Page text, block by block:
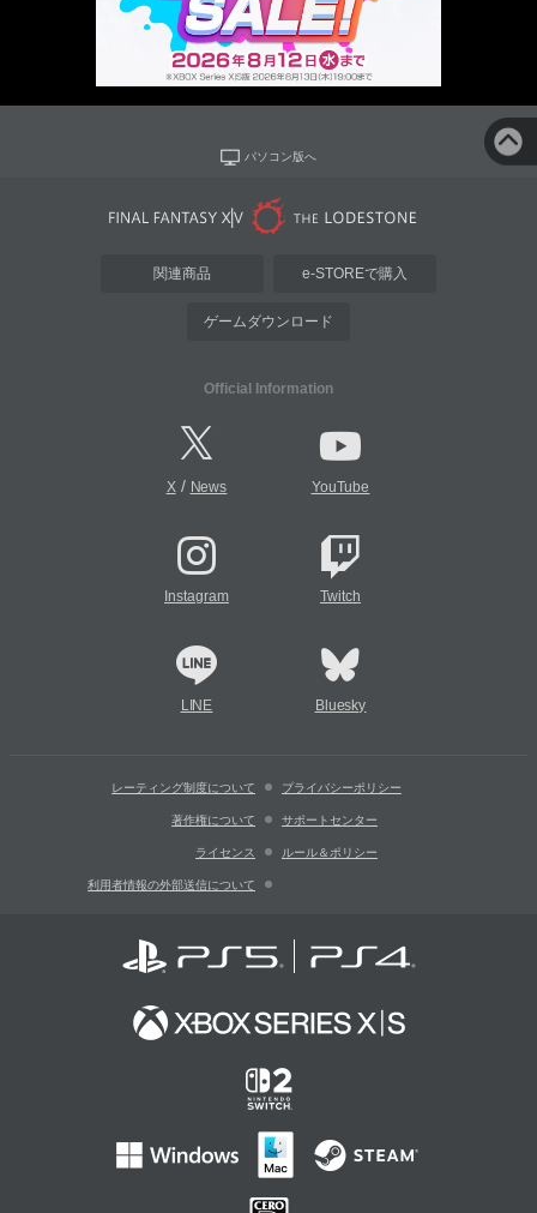
パソコン版へ
関連商品 e-STOREで購入
ゲームダウンロード
Official Information
X/ News YouTube
Instagram Twitch
LINE Bluesky
レーティング制度について プライバシーポリシー
著作権について サポートセンター
ライセンス ルール＆ポリシー
利用者情報の外部送信について